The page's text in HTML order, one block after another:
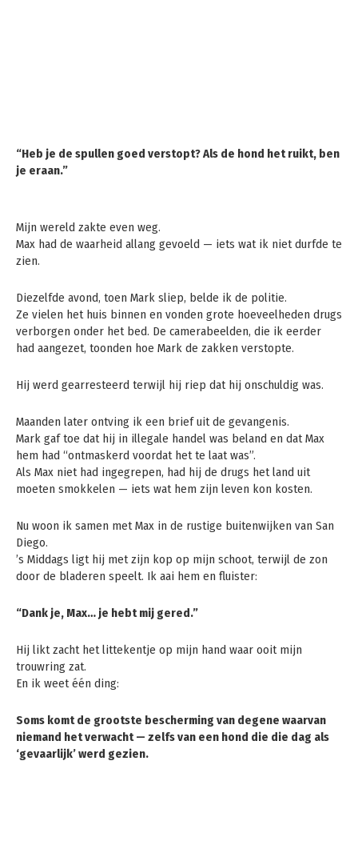
“Heb je de spullen goed verstopt? Als de hond het ruikt, ben
je eraan.”
Mijn wereld zakte even weg.
Max had de waarheid allang gevoeld — iets wat ik niet durfde te
zien.
Diezelfde avond, toen Mark sliep, belde ik de politie.
Ze vielen het huis binnen en vonden grote hoeveelheden drugs
verborgen onder het bed. De camerabeelden, die ik eerder
had aangezet, toonden hoe Mark de zakken verstopte.
Hij werd gearresteerd terwijl hij riep dat hij onschuldig was.
Maanden later ontving ik een brief uit de gevangenis.
Mark gaf toe dat hij in illegale handel was beland en dat Max
hem had “ontmaskerd voordat het te laat was”.
Als Max niet had ingegrepen, had hij de drugs het land uit
moeten smokkelen — iets wat hem zijn leven kon kosten.
Nu woon ik samen met Max in de rustige buitenwijken van San
Diego.
’s Middags ligt hij met zijn kop op mijn schoot, terwijl de zon
door de bladeren speelt. Ik aai hem en fluister:
“Dank je, Max… je hebt mij gered.”
Hij likt zacht het littekentje op mijn hand waar ooit mijn
trouwring zat.
En ik weet één ding:
Soms komt de grootste bescherming van degene waarvan
niemand het verwacht — zelfs van een hond die die dag als
‘gevaarlijk’ werd gezien.